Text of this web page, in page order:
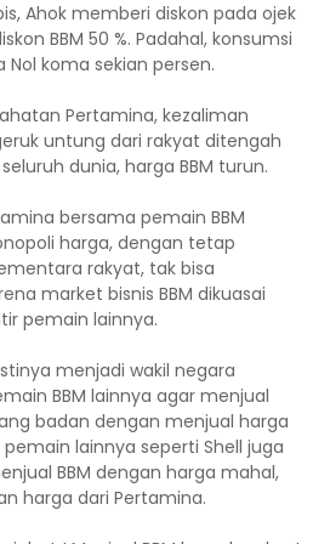
Ahok memberi diskon pada ojek
BBM 50 %. Padahal, konsumsi
Nol koma sekian persen.
Pertamina, kezaliman
untung dari rakyat ditengah
dunia, harga BBM turun.
bersama pemain BBM
harga, dengan tetap
rakyat, tak bisa
market bisnis BBM dikuasai
pemain lainnya.
menjadi wakil negara
BBM lainnya agar menjual
badan dengan menjual harga
pemain lainnya seperti Shell juga
BBM dengan harga mahal,
harga dari Pertamina.